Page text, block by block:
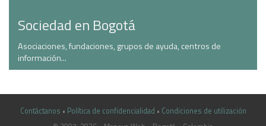
Sociedad en Bogotá
Asociaciones, fundaciones, grupos de ayuda, centros de
información...
Contáctanos • Política de confidencialidad • Condiciones de utilización